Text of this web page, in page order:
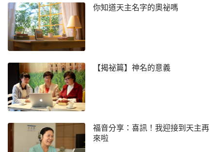
給我們的豐富恩典。因著主耶穌的救贖，我們的罪得
著了赦免，但是我們人我們還有狂妄、詭詐、自私、
惡毒等撒但性情，我們人與人之間還能爭名奪利，不
能和睦相處。因為人的罪根還在裡面，人還未得潔
淨，所以在末世，神根據我們敗壞人類的需要，在主
耶穌救贖工作的基礎上又作了一步審判、潔淨人的工
作，我們只有接受神末世的審判，敗壞性情和撒但本
性才能一點點脫去，性情才能得變化；神的話語在人
式。如今主耶穌已經二次再來，發表話語作了一步審
判人、潔淨人的工作，你願意考察嗎？」我當時聽了
你知道天主名字的奧祕嗎
【揭祕篇】神名的意義
福音分享：喜訊！我迎接到天主再
來啦